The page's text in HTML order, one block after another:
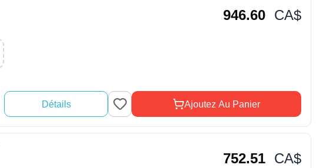
946.60 CA$
Détails Ajoutez Au Panier
752.51 CA$